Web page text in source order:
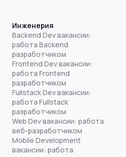
Инженерия
Backend Dev вакансии:
работа Backend
разработчиком
Frontend Dev вакансии:
работа Frontend
разработчиком
Fullstack Dev вакансии:
работа Fullstack
разработчиком
Web Dev вакансии: работа
веб-разработчиком
Mobile Development
вакансии: работа